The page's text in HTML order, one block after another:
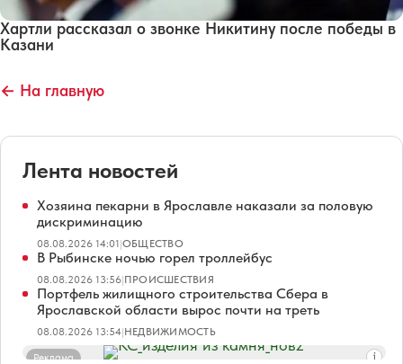
Хартли рассказал о звонке Никитину после победы в
Казани
← На главную
Лента новостей
Хозяина пекарни в Ярославле наказали за половую
дискриминацию
08.08.2026 14:01|ОБЩЕСТВО
В Рыбинске ночью горел троллейбус
08.08.2026 13:56|ПРОИСШЕСТВИЯ
Портфель жилищного строительства Сбера в
Ярославской области вырос почти на треть
08.08.2026 13:54|НЕДВИЖИМОСТЬ
Реклама